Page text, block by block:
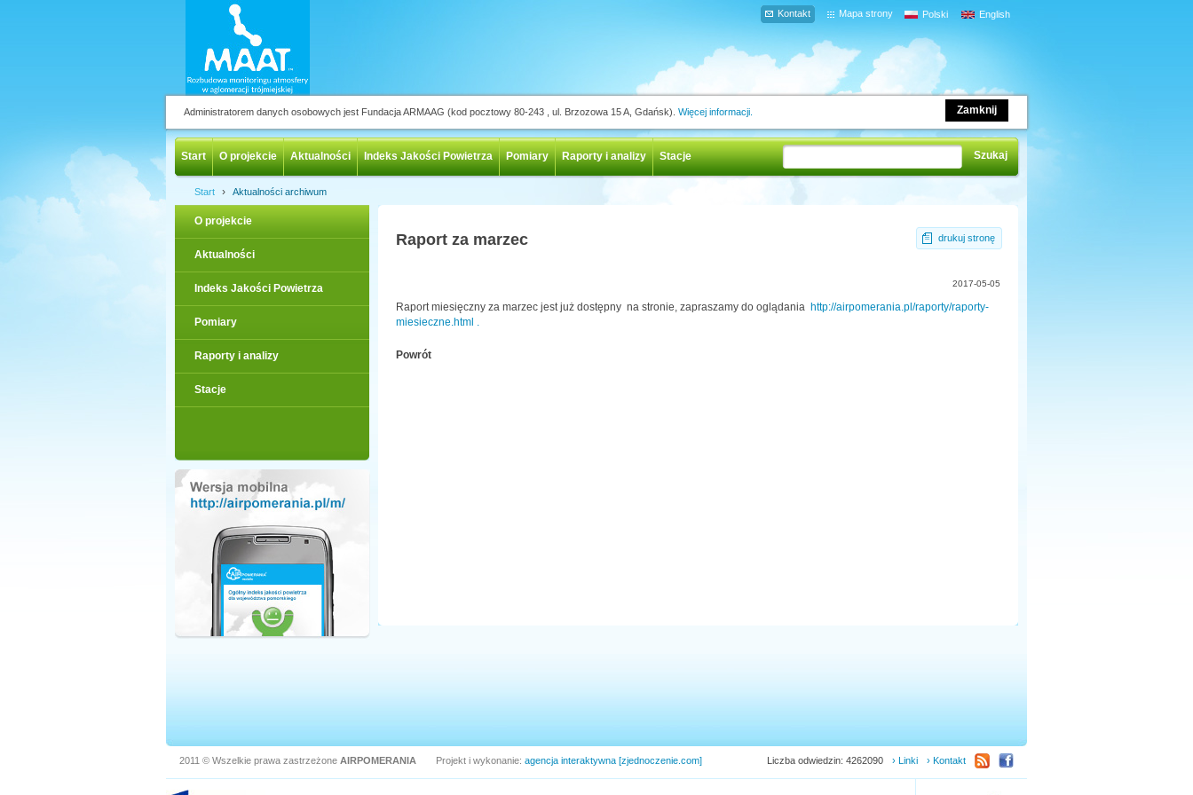
Zamknij
Administratorem danych osobowych jest Fundacja ARMAAG (kod pocztowy 80-243 , ul. Brzozowa 15 A, Gdańsk). Więcej informacji.
Mapa strony
Kontakt Polski English
Start O projekcie Aktualności Indeks Jakości Powietrza Pomiary Raporty i analizy Stacje
Start › Aktualności archiwum
O projekcie
Aktualności
Indeks Jakości Powietrza
Pomiary
Raporty i analizy
Stacje
drukuj stronę
Raport za marzec
2017-05-05
Raport miesięczny za marzec jest już dostępny na stronie, zapraszamy do oglądania http://airpomerania.pl/raporty/raporty-
miesieczne.html .
Powrót
2011 © Wszelkie prawa zastrzeżone AIRPOMERANIA Projekt i wykonanie: agencja interaktywna [zjednoczenie.com] › Kontakt
› Linki
Liczba odwiedzin: 4262090